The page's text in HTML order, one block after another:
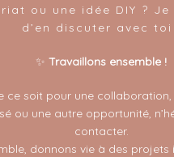
ou une idée DIY ?
d’en discuter avec toi
✨ Travaillons ensemble !
ce soit pour une
ou une autre opportunité,
contacter.
donnons vie à des projets